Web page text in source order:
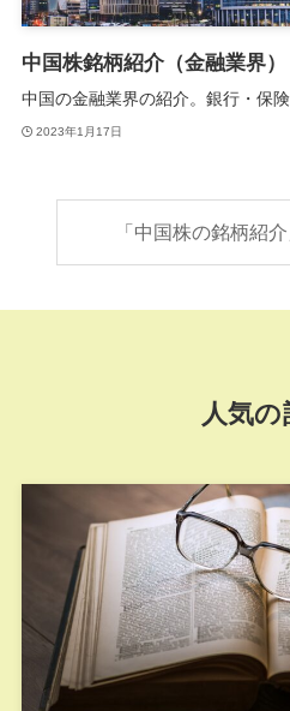
中国株銘柄紹介（金融業界）
中国の金融業界の紹介。銀行・保
2023年1月17日
「中国株の銘柄紹
人気の